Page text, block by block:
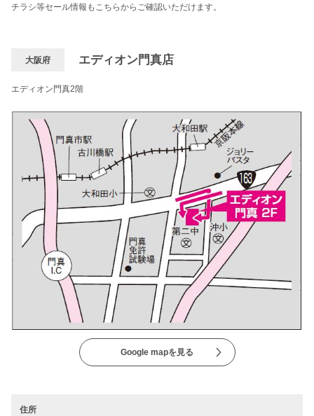
チラシ等セール情報もこちらからご確認いただけます。
大阪府 エディオン門真店
エディオン門真2階
Google mapを見る
住所